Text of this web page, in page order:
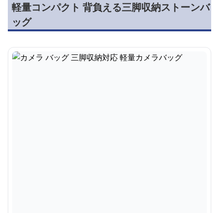
軽量コンパクト 背負える三脚収納ストーンバ
ッグ